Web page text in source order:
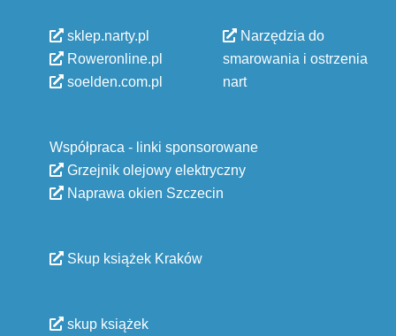
sklep.narty.pl
Roweronline.pl
soelden.com.pl
Narzędzia do
smarowania i ostrzenia
nart
Współpraca - linki sponsorowane
Grzejnik olejowy elektryczny
Naprawa okien Szczecin
Skup książek Kraków
skup książek